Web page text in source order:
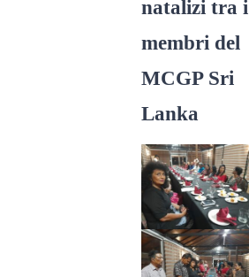
natalizi tra i
membri del
MCGP Sri
Lanka